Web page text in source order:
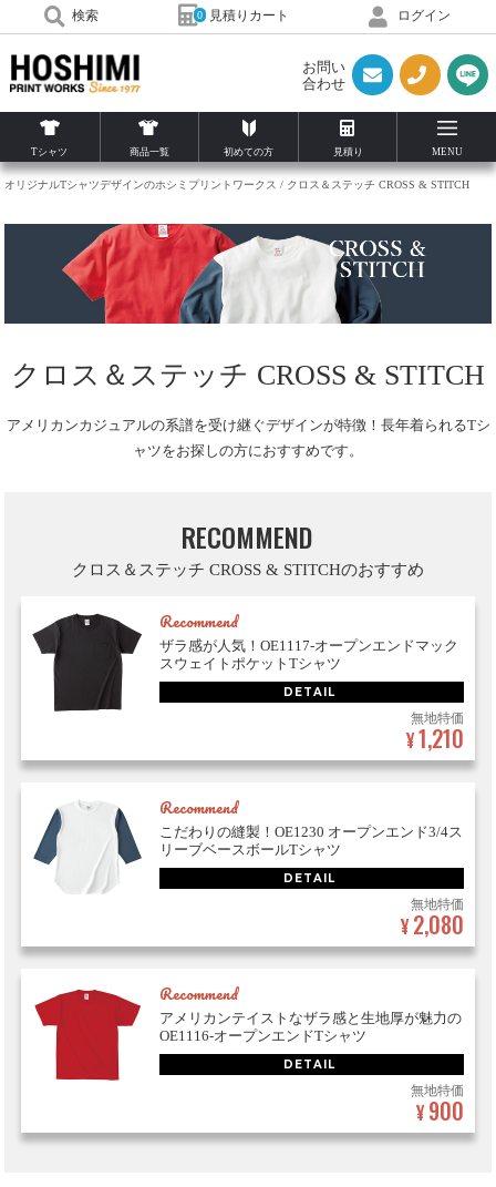
検索 0 見積りカート ログイン
お問い
合わせ
Tシャツ 商品一覧 初めての方 見積り MENU
オリジナルTシャツデザインのホシミプリントワークス クロス＆ステッチ CROSS & STITCH
クロス＆ステッチ CROSS & STITCH
アメリカンカジュアルの系譜を受け継ぐデザインが特徴！長年着られるTシ
ャツをお探しの方におすすめです。
RECOMMEND
クロス＆ステッチ CROSS & STITCHのおすすめ
Recommend
ザラ感が人気！OE1117-オープンエンドマック
スウェイトポケットTシャツ
DETAIL
無地特価
¥1,210
Recommend
こだわりの縫製！OE1230 オープンエンド3/4ス
リーブベースボールTシャツ
DETAIL
無地特価
¥ 2,080
Recommend
アメリカンテイストなザラ感と生地厚が魅力の
OE1116-オープンエンドTシャツ
DETAIL
無地特価
¥ 900